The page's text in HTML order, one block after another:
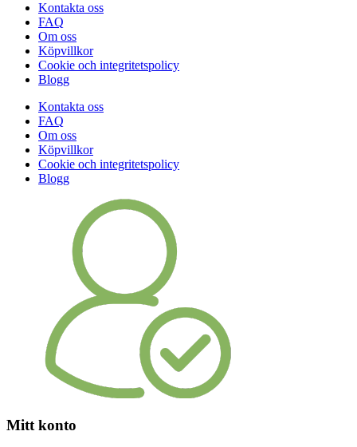
Kontakta oss
FAQ
Om oss
Köpvillkor
Cookie och integritetspolicy
Blogg
Kontakta oss
FAQ
Om oss
Köpvillkor
Cookie och integritetspolicy
Blogg
Mitt konto